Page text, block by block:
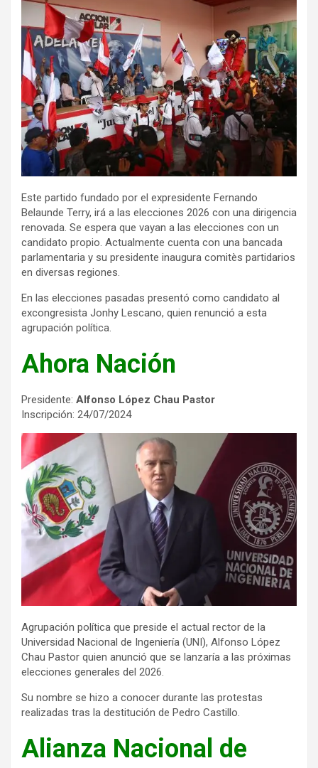
Este partido fundado por el expresidente Fernando
Belaunde Terry, irá a las elecciones 2026 con una dirigencia
renovada. Se espera que vayan a las elecciones con un
candidato propio. Actualmente cuenta con una bancada
parlamentaria y su presidente inaugura comitès partidarios
en diversas regiones.
En las elecciones pasadas presentó como candidato al
excongresista Jonhy Lescano, quien renunció a esta
agrupación política.
Ahora Nación
Presidente: Alfonso López Chau Pastor
Inscripción: 24/07/2024
Agrupación política que preside el actual rector de la
Universidad Nacional de Ingeniería (UNI), Alfonso López
Chau Pastor quien anunció que se lanzaría a las próximas
elecciones generales del 2026.
Su nombre se hizo a conocer durante las protestas
realizadas tras la destitución de Pedro Castillo.
Alianza Nacional de